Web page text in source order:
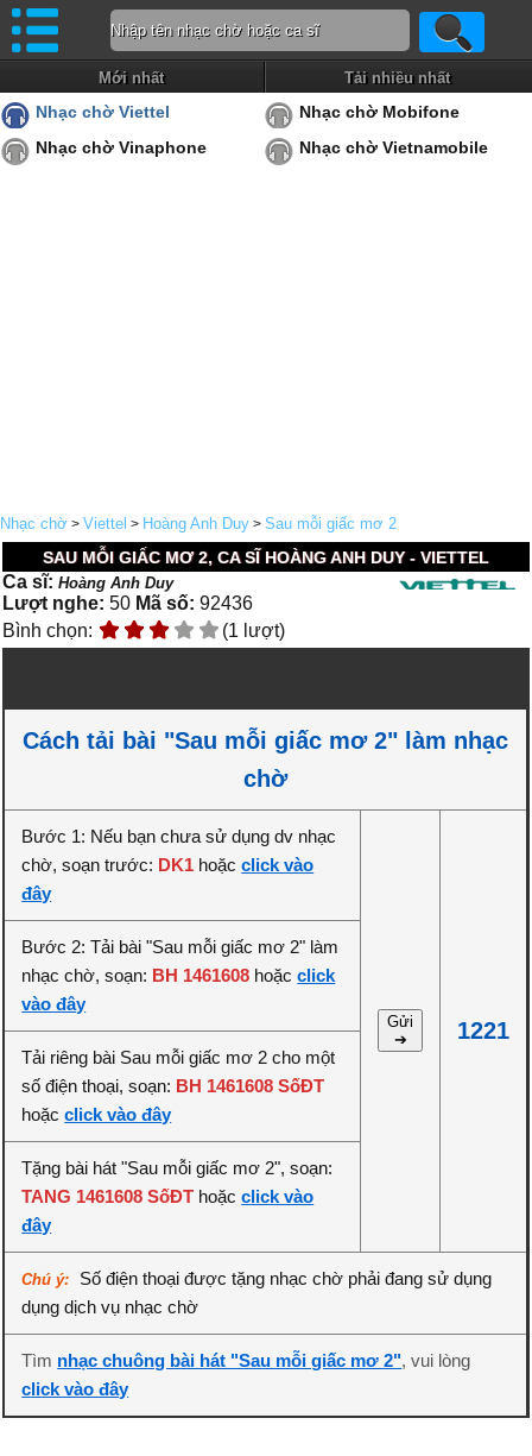
Mới nhất Tải nhiều nhất
Nhạc chờ Viettel
Nhạc chờ Mobifone
Nhạc chờ Vinaphone
Nhạc chờ Vietnamobile
Nhạc chờ > Viettel > Hoàng Anh Duy > Sau mỗi giấc mơ 2
SAU MỖI GIẤC MƠ 2, CA SĨ HOÀNG ANH DUY - VIETTEL
Ca sĩ:Hoàng Anh Duy
Lượt nghe: 50 Mã số: 92436
Bình chọn:
(1 lượt)
Cách tải bài "Sau mỗi giấc mơ 2" làm nhạc
chờ
Bước 1: Nếu bạn chưa sử dụng dv nhạc
chờ, soạn trước: DK1 hoặcclick vào
đây
Gửi
➔
1221
Bước 2: Tải bài "Sau mỗi giấc mơ 2" làm
nhạc chờ, soạn: BH 1461608 hoặcclick
vào đây
Tải riêng bài Sau mỗi giấc mơ 2 cho một
số điện thoại, soạn: BH 1461608 SốĐT
hoặcclick vào đây
Tặng bài hát "Sau mỗi giấc mơ 2", soạn:
TANG 1461608 SốĐT hoặcclick vào
đây
Chú ý:
Số điện thoại được tặng nhạc chờ phải đang sử dụng
dụng dịch vụ nhạc chờ
Tìm nhạc chuông bài hát "Sau mỗi giấc mơ 2", vui lòng
click vào đây